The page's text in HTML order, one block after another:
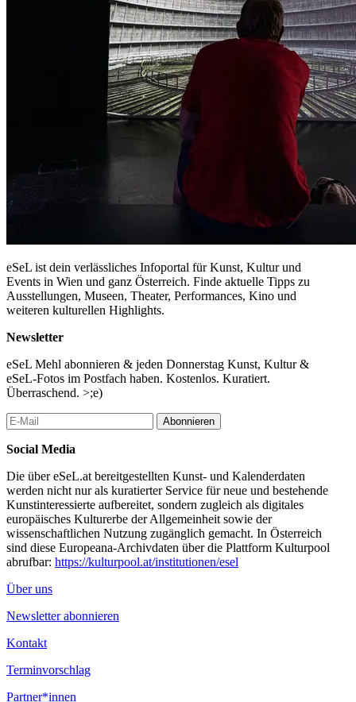
eSeL ist dein verlässliches Infoportal für Kunst, Kultur und
Events in Wien und ganz Österreich. Finde aktuelle Tipps zu
Ausstellungen, Museen, Theater, Performances, Kino und
weiteren kulturellen Highlights.
Newsletter
eSeL Mehl abonnieren & jeden Donnerstag Kunst, Kultur &
eSeL-Fotos im Postfach haben. Kostenlos. Kuratiert.
Überraschend. >;e)
Abonnieren
Social Media
Die über eSeL.at bereitgestellten Kunst- und Kalenderdaten
werden nicht nur als kuratierter Service für neue und bestehende
Kunstinteressierte aufbereitet, sondern zugleich als digitales
europäisches Kulturerbe der Allgemeinheit sowie der
wissenschaftlichen Nutzung zugänglich gemacht. In Österreich
sind diese Europeana-Archivdaten über die Plattform Kulturpool
abrufbar: https://kulturpool.at/institutionen/esel
Über uns
Newsletter abonnieren
Kontakt
Terminvorschlag
Partner*innen